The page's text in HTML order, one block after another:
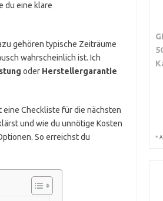
du eine klare
gehören typische Zeiträume
wahrscheinlich ist. Ich
oder Herstellergarantie
Checkliste für die nächsten
und wie du unnötige Kosten
So erreichst du
*